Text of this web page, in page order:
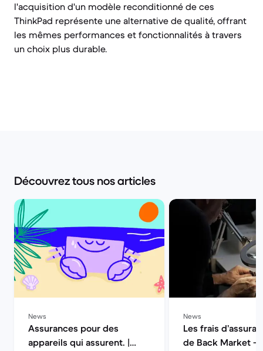
l'acquisition d'un modèle reconditionné de ces
ThinkPad représente une alternative de qualité, offrant
les mêmes performances et fonctionnalités à travers
un choix plus durable.
Découvrez tous nos articles
News
Assurances pour des
appareils qui assurent. |
News
Les frais
de Back Market